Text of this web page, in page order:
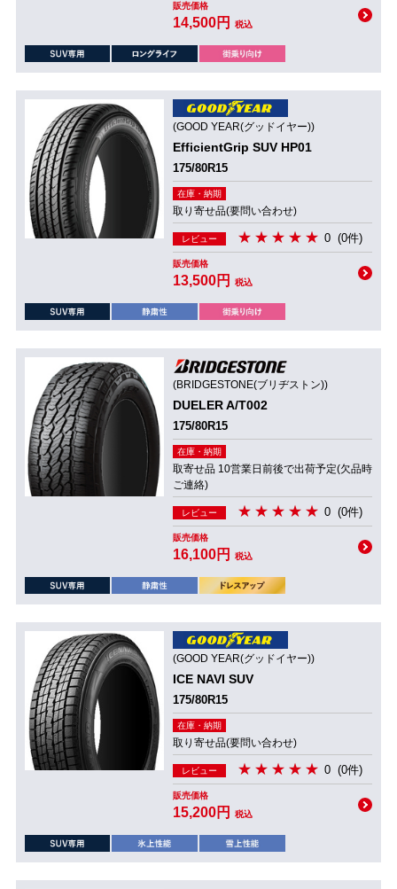
販売価格
14,500円 税込
(GOOD YEAR(グッドイヤー))
EfficientGrip SUV HP01
175/80R15
在庫・納期
取り寄せ品(要問い合わせ)
レビュー 0 (0件)
販売価格
13,500円 税込
(BRIDGESTONE(ブリヂストン))
DUELER A/T002
175/80R15
在庫・納期
取寄せ品 10営業日前後で出荷予定(欠品時
ご連絡)
レビュー 0 (0件)
販売価格
16,100円 税込
(GOOD YEAR(グッドイヤー))
ICE NAVI SUV
175/80R15
在庫・納期
取り寄せ品(要問い合わせ)
レビュー 0 (0件)
販売価格
15,200円 税込